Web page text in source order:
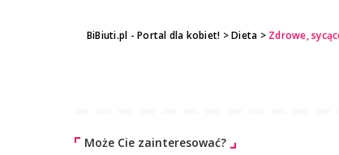
BiBiuti.pl - Portal dla kobiet! >Dieta > Zdrowe,
Może Cie zainteresować?